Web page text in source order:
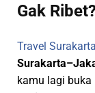
Gak
Travel
kamu lagi buka